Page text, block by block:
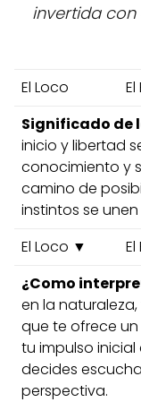
invertida
El Loco
Significado de
inicio y libertad
conocimiento y
camino de
instintos se
El Loco ▼
¿Como
en la
que te ofrece
tu impulso
decides
perspectiva.